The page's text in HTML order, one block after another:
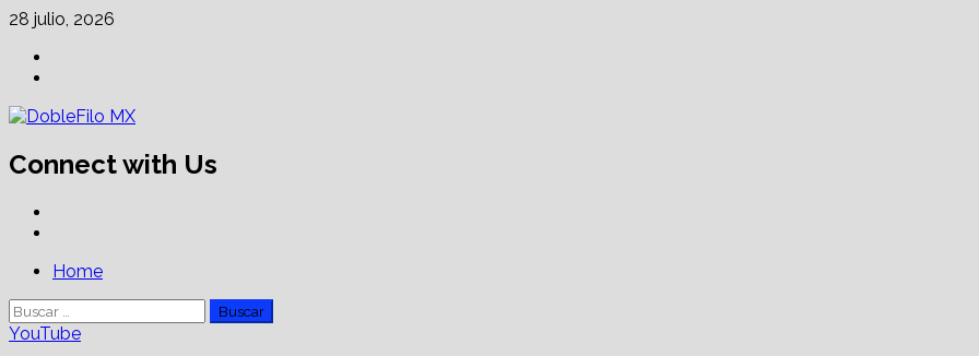
Skip
content
28 julio, 2026
Connect with Us
PrimaryHome
Buscar:
YouTube